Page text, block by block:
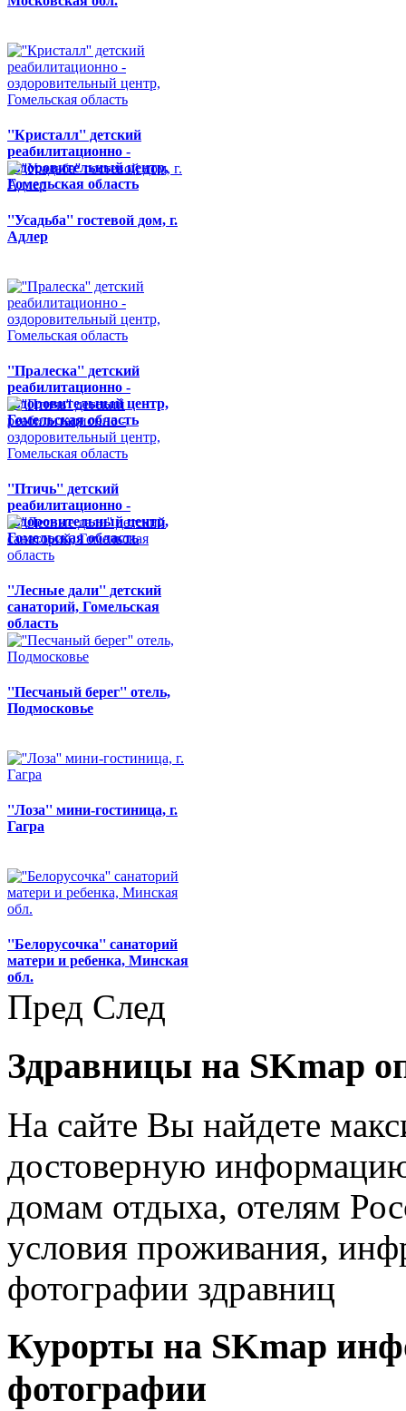
''Кристалл'' детский
реабилитационно -
оздоровительный центр,
Гомельская область
''Усадьба'' гостевой дом, г.
Адлер
''Пралеска'' детский
реабилитационно -
оздоровительный центр,
Гомельская область
''Птичь'' детский
реабилитационно -
оздоровительный центр,
Гомельская область
''Лесные дали'' детский
санаторий, Гомельская
область
''Песчаный берег'' отель,
Подмосковье
''Лоза'' мини-гостиница, г.
Гагра
''Белорусочка'' санаторий
матери и ребенка, Минская
обл.
Пред След
Здравницы на SKmap
На сайте Вы найдете
достоверную
домам отдыха, отелям
условия проживания,
фотографии здравниц
Курорты на SKmap
фотографии